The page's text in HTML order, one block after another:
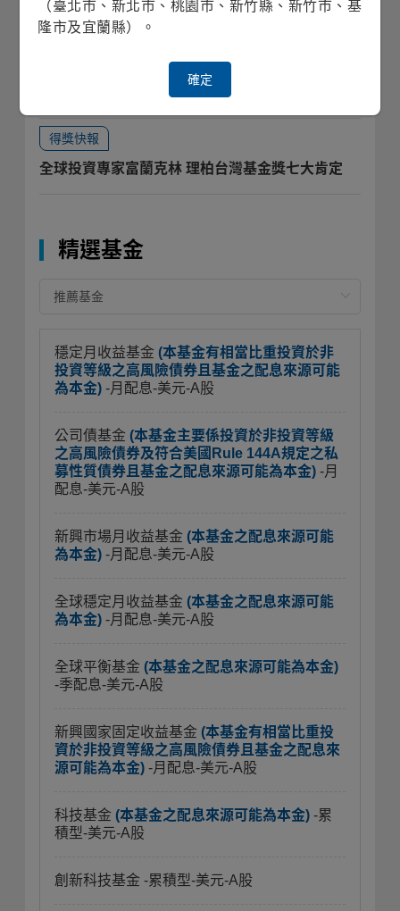
AI火爆五月天，台股、科技再衝鋒
富蘭克林2026年第三季投資策略
得獎快報
全球投資專家富蘭克林 理柏台灣基金獎七大肯定
精選基金
穩定月收益基金 (本基金有相當比重投資於非
投資等級之高風險債券且基金之配息來源可能
為本金) -月配息-美元-A股
公司債基金 (本基金主要係投資於非投資等級
之高風險債券及符合美國Rule 144A規定之私
募性質債券且基金之配息來源可能為本金) -月
配息-美元-A股
新興市場月收益基金 (本基金之配息來源可能
為本金) -月配息-美元-A股
全球穩定月收益基金 (本基金之配息來源可能
為本金) -月配息-美元-A股
全球平衡基金 (本基金之配息來源可能為本金)
-季配息-美元-A股
新興國家固定收益基金 (本基金有相當比重投
資於非投資等級之高風險債券且基金之配息來
源可能為本金) -月配息-美元-A股
科技基金 (本基金之配息來源可能為本金) -累
積型-美元-A股
創新科技基金 -累積型-美元-A股
（臺北市、新北市、桃園市、新竹縣、新竹市、基
隆市及宜蘭縣）。
確定